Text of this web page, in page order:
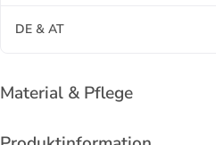
DE & AT
Material & Pflege